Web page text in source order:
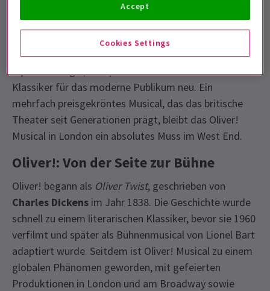
Wiederaufnahme bringt frische Energie in eine
legendäre Show. Mit Regie und Choreografie des
renommierten TheatermachersMatthew Bourne
einer herausragenden Besetzung, darunterSimon
Lipkinals Fagin, interpretiert diese Produktion einen
Klassiker für das moderne Publikum neu. Ein
mehrfach preisgekröntes Musical, das das britische
Theater seit Generationen prägt, bleibt das Oliver!
Musical in London ein absolutes Muss im West End.
Oliver!: Von der Seite zur Bühne
Oliver! begann als Oliver Twist, geschrieben von
Charles Dickens im Jahr 1838. Die Geschichte wurde
schnell zu einem literarischen Klassiker, bevor sie 1960
verfilmt und später als Bühnenmusical von Lionel Bart
adaptiert wurde. Seitdem ist Oliver! Musical zu einem
globalen Phänomen geworden, mit gefeierten
Produktionen in London und am Broadway sowie
Cookies Settings
Accept